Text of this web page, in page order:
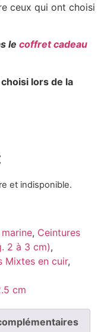
ceux qui ont choisi
le coffret cadeau
lors de la
et indisponible.
, Ceintures
2 à 3 cm),
Mixtes en cuir,
cm